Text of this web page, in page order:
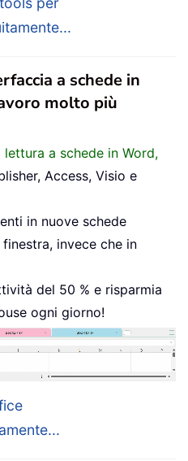
a schede in
molto più
a schede in Word,
Access, Visio e
in nuove schede
invece che in
del 50 % e risparmia
ogni giorno!